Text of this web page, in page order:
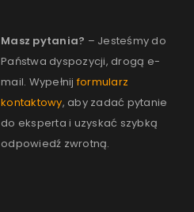
Masz pytania? – Jesteśmy do
Państwa dyspozycji, drogą e-
mail. Wypełnijformularz
kontaktowy, aby zadać pytanie
do eksperta i uzyskać szybką
odpowiedź zwrotną.